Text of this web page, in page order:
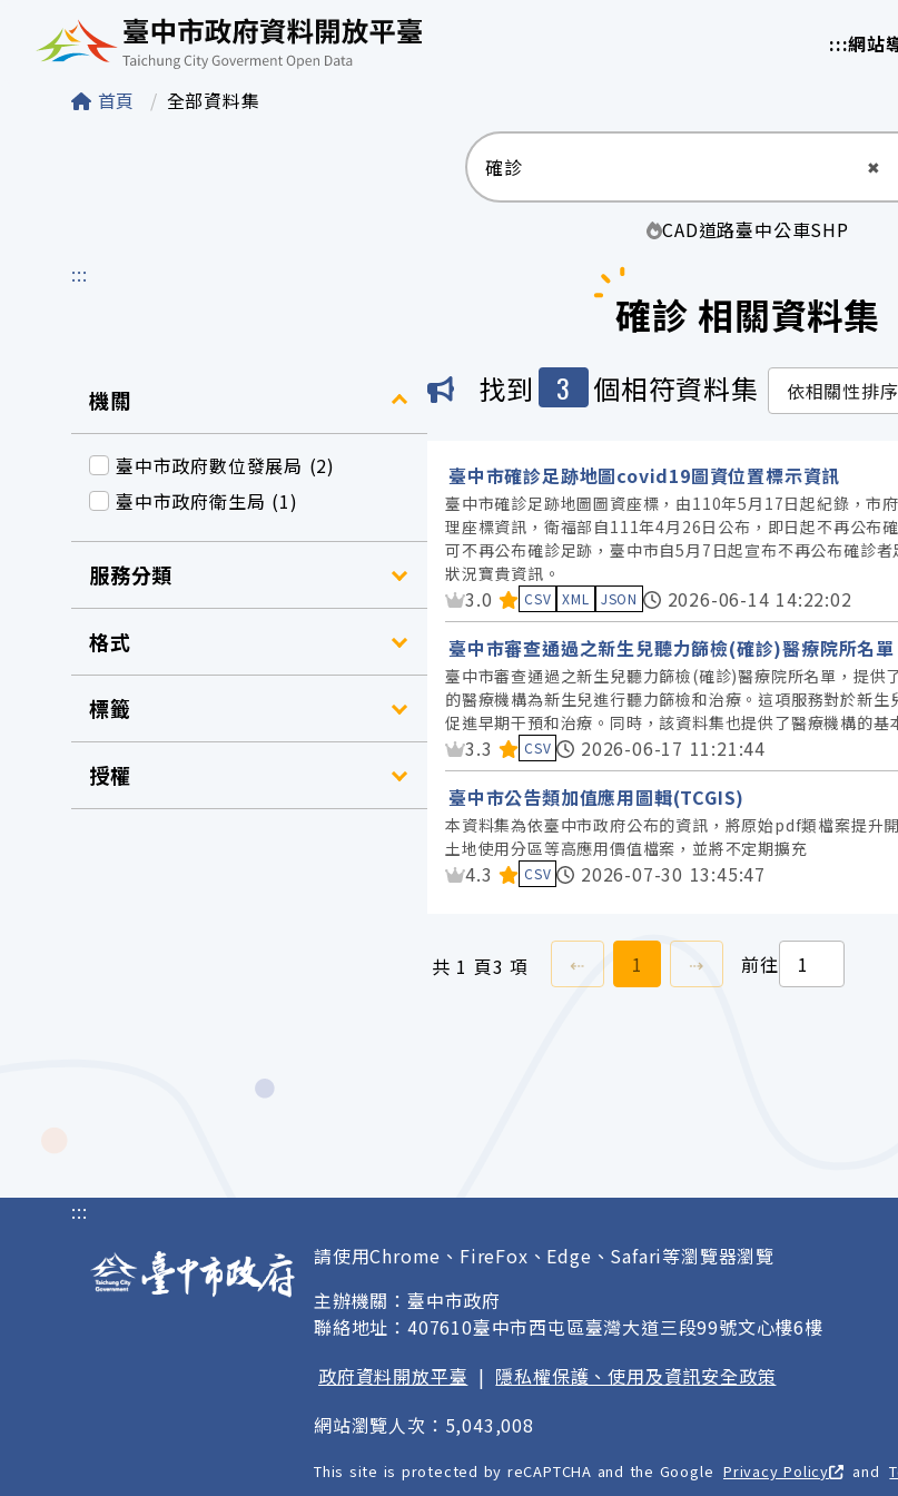
臺中市政府資料開放平臺 :::網站
首頁 全部資料集
✖
CAD道路臺中公車SHP
:::
確診 相關資料集
機關
臺中市政府數位發展局 (2)
臺中市政府衛生局 (1)
服務分類
格式
標籤
授權
找到 3 個相符資料集 依相關性排序
臺中市確診足跡地圖covid19圖資位置標示資訊
臺中市確診足跡地圖圖資座標，由110年5月17日起紀錄，市
理座標資訊，衛福部自111年4月26日公布，即日起不再公布
可不再公布確診足跡，臺中市自5月7日起宣布不再公布確診
狀況寶貴資訊。
資料集評分：
3.0 CSV XML JSON
2026-06-14 14:22:02
臺中市審查通過之新生兒聽力篩檢(確診)醫療院所名單
臺中市審查通過之新生兒聽力篩檢(確診)醫療院所名單，提
的醫療機構為新生兒進行聽力篩檢和治療。這項服務對於新
促進早期干預和治療。同時，該資料集也提供了醫療機構的
資料集評分：
3.3 CSV
2026-06-17 11:21:44
臺中市公告類加值應用圖輯(TCGIS)
本資料集為依臺中市政府公布的資訊，將原始pdf類檔案提升
土地使用分區等高應用價值檔案，並將不定期擴充
資料集評分：
4.3 CSV 2026-07-30 13:45:47
共 1 頁3 項 ⇠上一頁前往
1 ⇢ 下一頁前往
:::
請使用Chrome、FireFox、Edge、Safari等瀏覽器瀏覽
主辦機關：臺中市政府
聯絡地址：407610臺中市西屯區臺灣大道三段99號文心樓6樓
政府資料開放平臺 | 隱私權保護、使用及資訊安全政策
網站瀏覽人次：5,043,008
This site is protected by reCAPTCHA and the Google Privacy Policy and